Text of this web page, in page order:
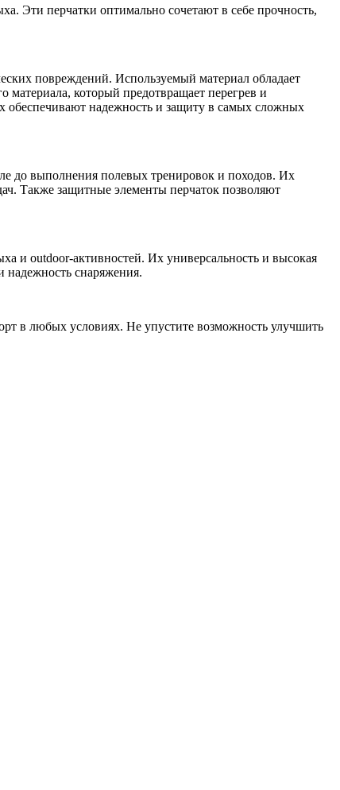
Эти перчатки оптимально сочетают в себе прочность,
повреждений. Используемый материал обладает
который предотвращает перегрев и
обеспечивают надежность и защиту в самых сложных
до выполнения полевых тренировок и походов. Их
Также защитные элементы перчаток позволяют
и outdoor-активностей. Их универсальность и высокая
надежность снаряжения.
в любых условиях. Не упустите возможность улучшить